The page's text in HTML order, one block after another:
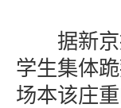
据新京
学生集体
场本该庄